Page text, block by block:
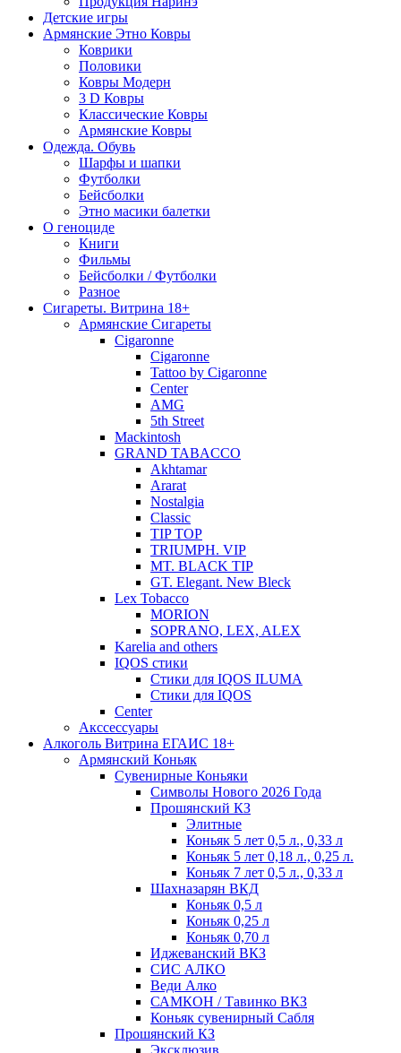
Детские игры
Армянские Этно Ковры
Коврики
Половики
Ковры Модерн
3 D Ковры
Классические Ковры
Армянские Ковры
Одежда. Обувь
Шарфы и шапки
Футболки
Бейсболки
Этно масики балетки
О геноциде
Книги
Фильмы
Бейсболки / Футболки
Разное
Сигареты. Витрина 18+
Армянские Сигареты
Cigaronne
Cigaronne
Tattoo by Cigaronne
Center
AMG
5th Street
Mackintosh
GRAND TABACCO
Akhtamar
Ararat
Nostalgia
Classic
TIP TOP
TRIUMPH. VIP
MT. BLACK TIP
GT. Elegant. New Bleck
Lex Tobacco
MORION
SOPRANO, LEX, ALEX
Karelia and others
IQOS стики
Стики для IQOS ILUMA
Стики для IQOS
Сenter
Акссессуары
Алкоголь Витрина ЕГАИС 18+
Армянский Коньяк
Сувенирные Коньяки
Символы Нового 2026 Года
Прошянский КЗ
Элитные
Коньяк 5 лет 0,5 л., 0,33 л
Коньяк 5 лет 0,18 л., 0,25 л.
Коньяк 7 лет 0,5 л., 0,33 л
Шахназарян ВКД
Коньяк 0,5 л
Коньяк 0,25 л
Коньяк 0,70 л
Иджеванский ВКЗ
СИС АЛКО
Веди Алко
САМКОН / Тавинко ВКЗ
Коньяк сувенирный Сабля
Прошянский КЗ
Эксклюзив